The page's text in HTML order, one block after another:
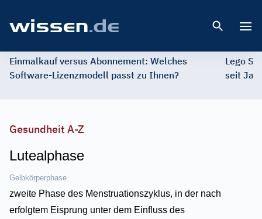
Einmalkauf versus Abonnement: Welches
Software-Lizenzmodell passt zu Ihnen?
Lego
seit
Gesundheit A-Z
Lutealphase
Gelbkörperphase
zweite Phase des Menstruationszyklus, in der nach
erfolgtem Eisprung unter dem Einfluss des